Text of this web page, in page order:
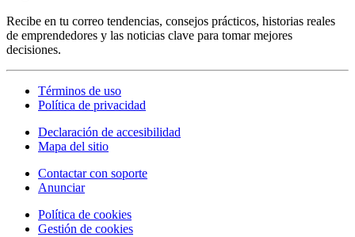
Recibe en tu correo tendencias, consejos prácticos, historias reales
de emprendedores y las noticias clave para tomar mejores
decisiones.
Términos de uso
Política de privacidad
Declaración de accesibilidad
Mapa del sitio
Contactar con soporte
Anunciar
Política de cookies
Gestión de cookies